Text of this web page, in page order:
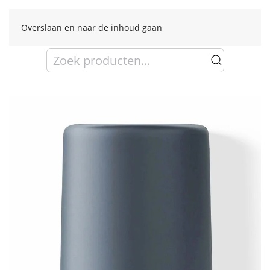
Overslaan en naar de inhoud gaan
Zoeken
naar: